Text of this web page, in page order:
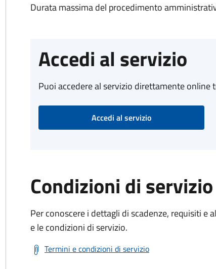
Durata massima del procedimento
Accedi al servizio
Puoi accedere al servizio direttamente
Accedi al servizio
Condizioni di servizio
Per conoscere i dettagli di scadenze, requisiti
e le condizioni di servizio.
Termini e condizioni di servizio